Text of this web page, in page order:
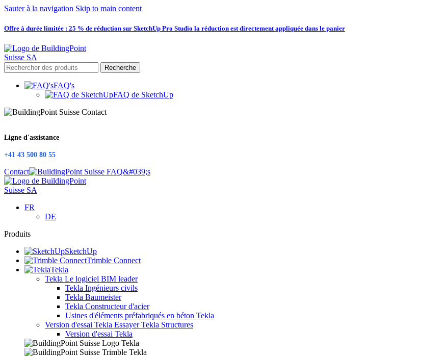
Sauter à la navigation Skip to main content
Offre à durée limitée : 25 % de réduction sur SketchUp Pro Studio la réduction est directement appliquée dans le panier
Recherche
FAQ's
FAQ de SketchUp
Ligne d'assistance
+41 43 500 80 55
Contact
FR
DE
Produits
SketchUp
Trimble Connect
Tekla
Tekla Le logiciel BIM leader
Tekla Ingénieurs civils
Tekla Baumeister
Tekla Constructeur d'acier
Usines d'éléments préfabriqués en béton Tekla
Version d'essai Tekla Essayer Tekla Structures
Version d'essai Tekla